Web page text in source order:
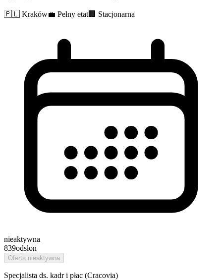
🇵🇱 Kraków💼 Pełny etat🏢 Stacjonarna
nieaktywna
839odsłon
Oferta nieaktywna
Specjalista ds. kadr i płac (Cracovia)